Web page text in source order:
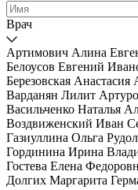
Врач
Артимович Алина
Белоусов Евгений
Березовская Анастасия
Варданян Лилит
Васильченко Наталья
Воздвиженский Иван
Газиуллина Ольга
Гординина Ирина
Гостева Елена
Долгих Маргарита